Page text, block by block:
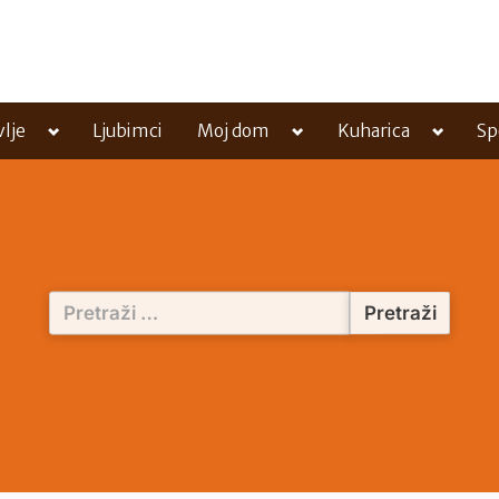
Toggle
menu
Ljubimci Moj dom
Toggle
menu
Kuharica
Toggle
menu
Pretraži: